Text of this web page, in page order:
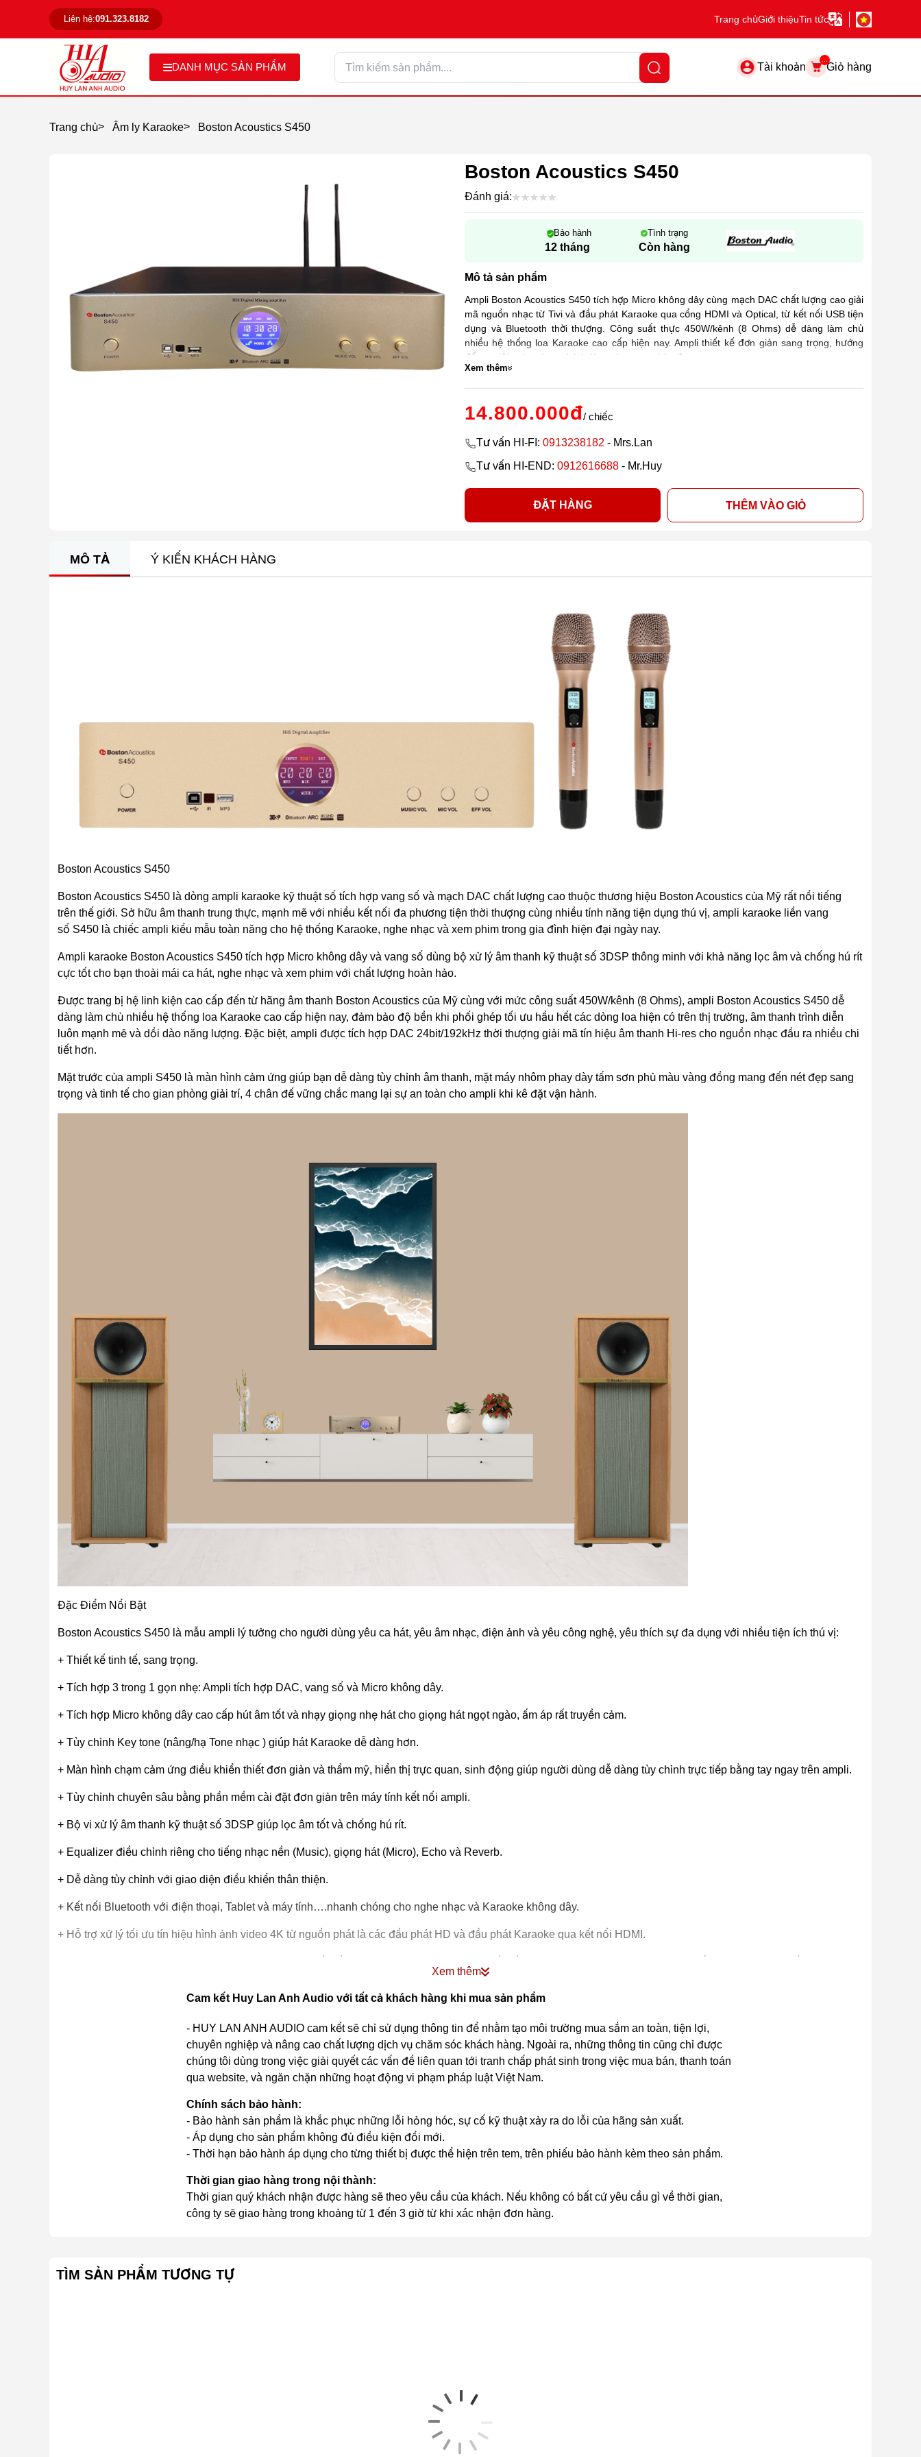
Liên hệ:091.323.8182 Trang chủGiới thiệuTin tức
DANH MỤC SẢN PHẨM Tài khoản
...
Giỏ hàng
Trang chủ> Âm ly Karaoke> Boston Acoustics S450
Boston Acoustics S450
Đánh giá:
Bảo hành
12 tháng
Tình trạng
Còn hàng
Mô tả sản phẩm
Ampli Boston Acoustics S450 tích hợp Micro không dây cùng mạch DAC chất lượng cao giải
mã nguồn nhạc từ Tivi và đầu phát Karaoke qua cổng HDMI và Optical, từ kết nối USB tiện
dụng và Bluetooth thời thượng. Công suất thực 450W/kênh (8 Ohms) dễ dàng làm chủ
nhiều hệ thống loa Karaoke cao cấp hiện nay. Ampli thiết kế đơn giản sang trọng, hướng
đến người nghe nhạc và hát Karaoke, trưng bày đẹp.
Xem thêm
14.800.000đ/ chiếc
Tư vấn HI-FI: 0913238182 - Mrs.Lan
Tư vấn HI-END: 0912616688 - Mr.Huy
ĐẶT HÀNG THÊM VÀO GIỎ
MÔ TẢ Ý KIẾN KHÁCH HÀNG
Boston Acoustics S450
Boston Acoustics S450 là dòng ampli karaoke kỹ thuật số tích hợp vang số và mạch DAC chất lượng cao thuộc thương hiệu Boston Acoustics của Mỹ rất nổi tiếng
trên thế giới. Sở hữu âm thanh trung thực, mạnh mẽ với nhiều kết nối đa phương tiện thời thượng cùng nhiều tính năng tiện dụng thú vị, ampli karaoke liền vang
số S450 là chiếc ampli kiểu mẫu toàn năng cho hệ thống Karaoke, nghe nhạc và xem phim trong gia đình hiện đại ngày nay.
Ampli karaoke Boston Acoustics S450 tích hợp Micro không dây và vang số dùng bộ xử lý âm thanh kỹ thuật số 3DSP thông minh với khả năng lọc âm và chống hú rít
cực tốt cho bạn thoải mái ca hát, nghe nhạc và xem phim với chất lượng hoàn hảo.
Được trang bị hệ linh kiện cao cấp đến từ hãng âm thanh Boston Acoustics của Mỹ cùng với mức công suất 450W/kênh (8 Ohms), ampli Boston Acoustics S450 dễ
dàng làm chủ nhiều hệ thống loa Karaoke cao cấp hiện nay, đảm bảo độ bền khi phối ghép tối ưu hầu hết các dòng loa hiện có trên thị trường, âm thanh trình diễn
luôn mạnh mẽ và dồi dào năng lượng. Đặc biệt, ampli được tích hợp DAC 24bit/192kHz thời thượng giải mã tín hiệu âm thanh Hi-res cho nguồn nhạc đầu ra nhiều chi
tiết hơn.
Mặt trước của ampli S450 là màn hình cảm ứng giúp bạn dễ dàng tùy chỉnh âm thanh, mặt máy nhôm phay dày tấm sơn phủ màu vàng đồng mang đến nét đẹp sang
trọng và tinh tế cho gian phòng giải trí, 4 chân đế vững chắc mang lại sự an toàn cho ampli khi kê đặt vận hành.
Đặc Điểm Nổi Bật
Boston Acoustics S450 là mẫu ampli lý tưởng cho người dùng yêu ca hát, yêu âm nhạc, điện ảnh và yêu công nghệ, yêu thích sự đa dụng với nhiều tiện ích thú vị:
+ Thiết kế tinh tế, sang trọng.
+ Tích hợp 3 trong 1 gọn nhẹ: Ampli tích hợp DAC, vang số và Micro không dây.
+ Tích hợp Micro không dây cao cấp hút âm tốt và nhạy giọng nhẹ hát cho giọng hát ngọt ngào, ấm áp rất truyền cảm.
+ Tùy chỉnh Key tone (nâng/hạ Tone nhạc ) giúp hát Karaoke dễ dàng hơn.
+ Màn hình chạm cảm ứng điều khiển thiết đơn giản và thẩm mỹ, hiển thị trực quan, sinh động giúp người dùng dễ dàng tùy chỉnh trực tiếp bằng tay ngay trên ampli.
+ Tùy chỉnh chuyên sâu bằng phần mềm cài đặt đơn giản trên máy tính kết nối ampli.
+ Bộ vi xử lý âm thanh kỹ thuật số 3DSP giúp lọc âm tốt và chống hú rít.
+ Equalizer điều chỉnh riêng cho tiếng nhạc nền (Music), giọng hát (Micro), Echo và Reverb.
+ Dễ dàng tùy chỉnh với giao diện điều khiển thân thiện.
+ Kết nối Bluetooth với điện thoại, Tablet và máy tính….nhanh chóng cho nghe nhạc và Karaoke không dây.
+ Hỗ trợ xử lý tối ưu tín hiệu hình ảnh video 4K từ nguồn phát là các đầu phát HD và đầu phát Karaoke qua kết nối HDMI.
+ Nghe nhạc Lossless, MP3 qua cổng USB.
+ Remote thuận tiện điều chỉnh âm thanh và tùy chọn chế độ hát Karaoke.
Ampli Karaoke Toàn Năng Thời Thượng Kiểu Mẫu
Amply Karaoke liền vang số Boston Acoustics S450 tích hợp micro không dây là cực phẩm cho hệ thống giải trí cao cấp tại gia tinh gọn cho cả 3 nhu cầu hát karaoke,
nghe nhạc và xem phim. Công suất thực 450W/kênh x 2 giúp ampli dễ dàng tương thích ghép nối nhiều dòng loa Karaoke cao cấp hiện nay cho âm thanh sống động,
Bộ Vi Xử Lý Âm Thanh Kỹ Thuật Số 3DSP
Ampli karaoke S450 tích hợp vang số 3in1 sở hữu bộ vi xử lý âm thanh kỹ thuật số 3DSP thông minh với khả năng lọc âm thanh và chống hú rít cực tốt cho bạn thoải
mái ca hát, nghe nhạc và xem phim với chất lượng âm thanh trung thực, sống động và uy lực nhất. Bộ xử lý tín hiệu 3DSP (3 Digital Signal Processor) chuyên nghiệp
thế hệ mới nhất giúp điều khiển âm thanh, tiếng Echo, tiếng Reverb…chính xác và chi tiết hơn, cho phép âm nhạc thể hiện ở mức độ tươi sáng nhưng không chói gắt
Kết Nối Thời Thượng Cho Giải Trí Tại Gia
phát lên Tivi được chân thực, chi tiết sắc nét và sống động hơn. Kèm theo đó, BA2250 còn hỗ trợ truyền âm thanh qua cổng HDMI (ARC) kết nối từ Smart Tivi cho
chất lượng âm thanh tốt hơn. Bạn hoàn toàn có thể biến căn nhà của mình thành một rạp xem phim với Boston Acoustics S450.
Xem thêm
Cam kết Huy Lan Anh Audio với tất cả khách hàng khi mua sản phẩm
- HUY LAN ANH AUDIO cam kết sẽ chỉ sử dụng thông tin để nhằm tạo môi trường mua sắm an toàn, tiện lợi,
chuyên nghiệp và nâng cao chất lượng dịch vụ chăm sóc khách hàng. Ngoài ra, những thông tin cũng chỉ được
chúng tôi dùng trong việc giải quyết các vấn đề liên quan tới tranh chấp phát sinh trong việc mua bán, thanh toán
qua website, và ngăn chặn những hoạt động vi phạm pháp luật Việt Nam.
Chính sách bảo hành:
- Bảo hành sản phẩm là khắc phục những lỗi hỏng hóc, sự cố kỹ thuật xảy ra do lỗi của hãng sản xuất.
- Áp dụng cho sản phẩm không đủ điều kiện đổi mới.
- Thời hạn bảo hành áp dụng cho từng thiết bị được thể hiện trên tem, trên phiếu bảo hành kèm theo sản phẩm.
Thời gian giao hàng trong nội thành:
Thời gian quý khách nhận được hàng sẽ theo yêu cầu của khách. Nếu không có bất cứ yêu cầu gì về thời gian,
công ty sẽ giao hàng trong khoảng từ 1 đến 3 giờ từ khi xác nhận đơn hàng.
TÌM SẢN PHẨM TƯƠNG TỰ